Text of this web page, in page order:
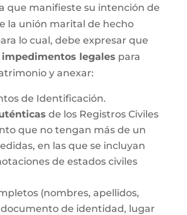
que manifieste su intención de
la unión marital de hecho
lo cual, debe expresar que
impedimentos legales para
y anexar:
de Identificación.
de los Registros Civiles
que no tengan más de un
en las que se incluyan
de estados civiles
(nombres, apellidos,
de identidad, lugar